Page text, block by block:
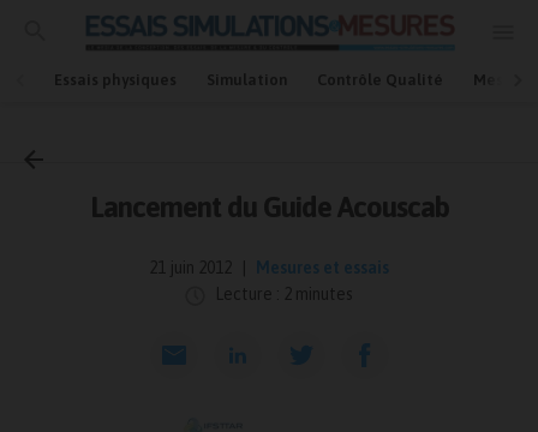
Essais physiques Simulation Contrôle Qualité Mesures
Accueil
Mesures et essais
Lancement du Guide Acouscab
21 juin 2012
Mesures et essais
Lecture : 2 minutes